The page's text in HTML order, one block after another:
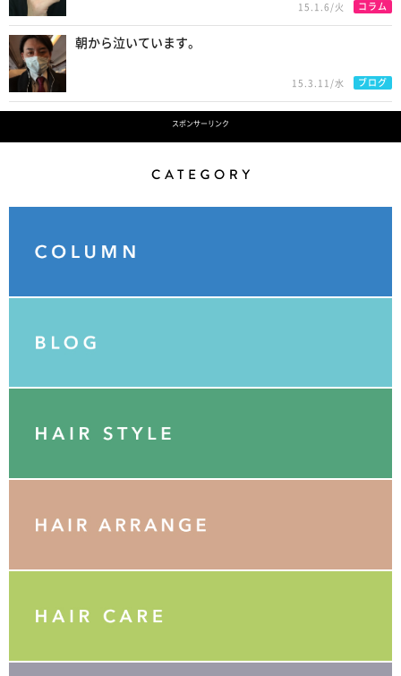
15.1.6/火 コラム
朝から泣いています。
15.3.11/水 ブログ
スポンサーリンク